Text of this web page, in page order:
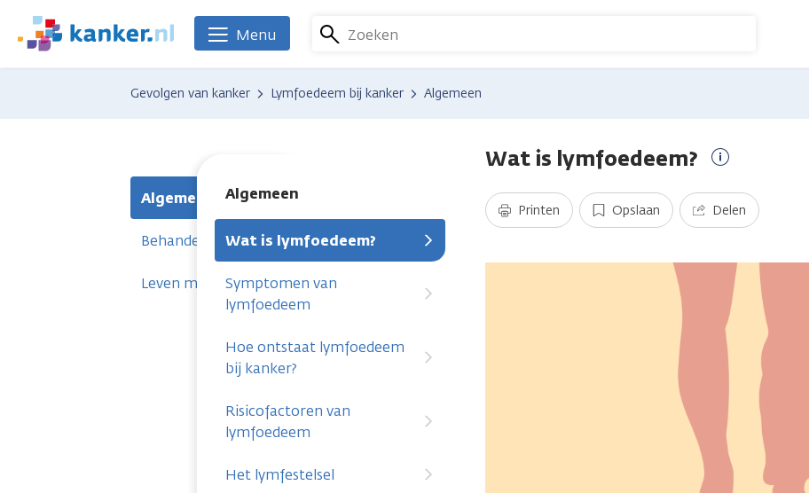
naar
We
zijn
Zoeken
Menu
Gevolgen van kanker Lymfoedeem bij kanker Algemeen
Algemeen Algemeen
Wat is lymfoedeem?
Symptomen van
lymfoedeem
Hoe ontstaat lymfoedeem
bij kanker?
Risicofactoren van
lymfoedeem
Het lymfestelsel
Behandelingen
Leven met lymfoedeem
Wat is lymfoedeem?
informatie
Printen Opslaan Delen